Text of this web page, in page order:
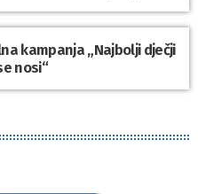
kampanja „Najbolji dječji
nosi“